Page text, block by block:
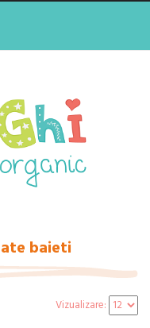
baieti
Vizualizare: